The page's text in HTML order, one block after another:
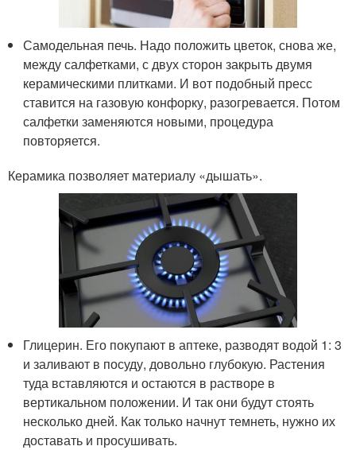
Самодельная печь. Надо положить цветок, снова же,
между салфетками, с двух сторон закрыть двумя
керамическими плитками. И вот подобный пресс
ставится на газовую конфорку, разогревается. Потом
салфетки заменяются новыми, процедура
повторяется.
Керамика позволяет материалу «дышать».
Глицерин. Его покупают в аптеке, разводят водой 1: 3
и заливают в посуду, довольно глубокую. Растения
туда вставляются и остаются в растворе в
вертикальном положении. И так они будут стоять
несколько дней. Как только начнут темнеть, нужно их
доставать и просушивать.